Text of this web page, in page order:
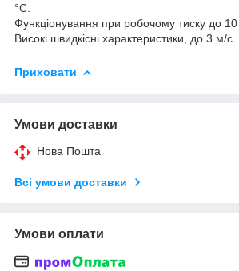
°C.
Функціонування при робочому тиску до 10
Високі швидкісні характеристики, до 3 м/с.
Приховати
Умови доставки
Нова Пошта
Всі умови доставки
Умови оплати